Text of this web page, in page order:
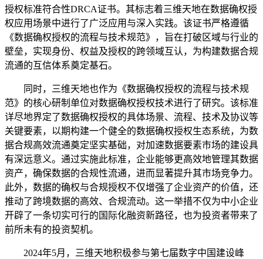
授权标准符合性DRCA证书。其标志着三维天地在数据确权授
权应用场景中进行了广泛应用与深入实践。该证书严格遵循
《数据确权授权的流程与技术规范》，旨在打破区域与行业的
壁垒，实现身份、权益及授权的跨领域互认，为构建数据合规
流通的互信体系奠定基石。
同时，三维天地也作为《数据确权授权的流程与技术规
范》的核心研制单位对数据确权授权技术进行了研究。该标准
详尽地界定了数据确权授权的具体场景、流程、技术及协议等
关键要素，以期构建一个健全的数据确权授权生态系统，为数
据合规高效流通奠定坚实基础，对加速数据要素市场的建设具
有深远意义。通过实施此标准，企业能够更高效地管理其数据
资产，确保数据的合规性流通，进而显著提升其市场竞争力。
此外，数据的确权与合规授权不仅增强了企业资产的价值，还
推动了跨境数据的高效、合规流动。这一举措不仅为中小企业
开辟了一条切实可行的国际化融资新路径，也为投资者带来了
前所未有的投资契机。
2024年5月，三维天地积极参与第七届数字中国建设峰